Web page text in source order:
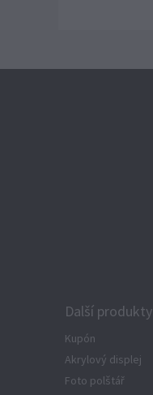
Další produkty
Kupón
Akrylový displej
Foto polštář